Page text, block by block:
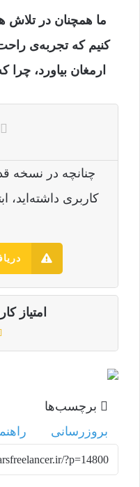
ما همچنان در تلاش
کنیم که تجربه‌ی
ارمغان بیاورد، چرا
چنانچه در نسخه
کاربری داشته‌اید،
امتیاز
برچسب‌ها
بروزرسانی